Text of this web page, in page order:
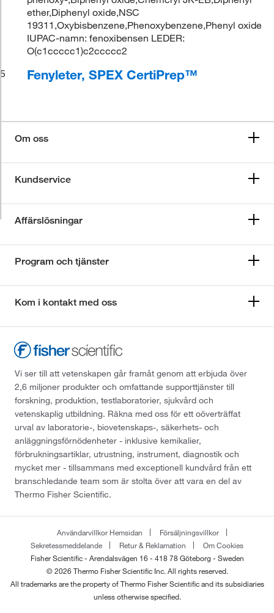
ether,Diphenyl oxide,NSC
19311,Oxybisbenzene,Phenoxybenzene,Phenyl oxide
IUPAC-namn: fenoxibensen LEDER:
O(c1ccccc1)c2ccccc2
5
Fenyleter, SPEX CertiPrep™
Om oss
Kundservice
Affärslösningar
Program och tjänster
Kom i kontakt med oss
Vi ser till att vetenskapen går framåt genom att erbjuda över
2,6 miljoner produkter och omfattande supporttjänster till
forskning, produktion, testlaboratorier, sjukvård och
vetenskaplig utbildning. Räkna med oss för ett oöverträffat
urval av laboratorie-, biovetenskaps-, säkerhets- och
anläggningsförnödenheter - inklusive kemikalier,
förbrukningsartiklar, utrustning, instrument, diagnostik och
mycket mer - tillsammans med exceptionell kundvård från ett
branschledande team som är stolta över att vara en del av
Thermo Fisher Scientific.
Användarvillkor Hemsidan
Försäljningsvillkor
Sekretessmeddelande
Retur & Reklamation
Om Cookies
Fisher Scientific - Arendalsvägen 16 - 418 78 Göteborg - Sweden
© 2026 Thermo Fisher Scientific Inc. All rights reserved.
All trademarks are the property of Thermo Fisher Scientific and its subsidiaries
unless otherwise specified.